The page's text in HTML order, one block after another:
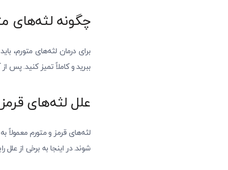
چگونه لثه‌های
برای درمان لثه‌های متورم،
ببرید و کاملاً تمیز کنید. پس
علل لثه‌های
لثه‌های قرمز و متورم معمولاً
شوند. در اینجا به برخی از علل